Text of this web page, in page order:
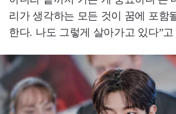
리가 생각하는 모든 것이 꿈에 포함
한다. 나도 그렇게 살아가고 있다”